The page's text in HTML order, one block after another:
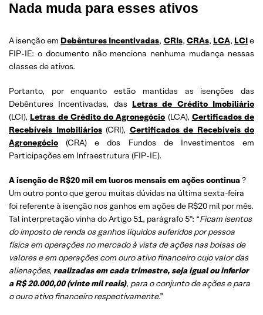
Nada muda para esses ativos
A isenção em Debêntures Incentivadas, CRIs, CRAs, LCA, LCIe
FIP-IE: o documento não menciona nenhuma mudança nessas
classes de ativos.
Portanto, por enquanto estão mantidas as isenções das
Debêntures Incentivadas, das Letras de Crédito Imobiliário
(LCI), Letras de Crédito do Agronegócio (LCA), Certificados de
Recebíveis Imobiliários(CRI), Certificados de Recebíveis do
Agronegócio (CRA) e dos Fundos de Investimentos em
Participações em Infraestrutura (FIP-IE).
A isenção de R$20 mil em lucros mensais em ações continua?
Um outro ponto que gerou muitas dúvidas na última sexta-feira
foi referente à isenção nos ganhos em ações de R$20 mil por mês.
Tal interpretação vinha do Artigo 51, parágrafo 5º: “Ficam isentos
do imposto de renda os ganhos líquidos auferidos por pessoa
física em operações no mercado à vista de ações nas bolsas de
valores e em operações com ouro ativo financeiro cujo valor das
alienações, realizadas em cada trimestre, seja igual ou inferior
a R$ 20.000,00 (vinte mil reais), para o conjunto de ações e para
o ouro ativo financeiro respectivamente.”